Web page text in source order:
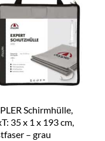
Schirmhülle,
35 x 1 x 193 cm,
– grau